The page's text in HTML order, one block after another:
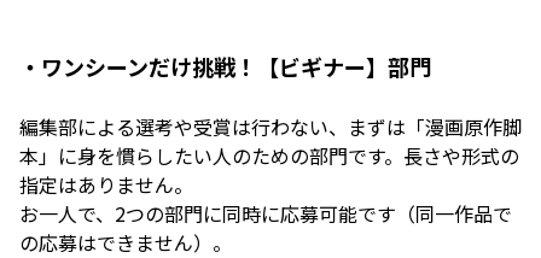
・ワンシーンだけ挑戦！【ビギナー】部門
編集部による選考や受賞は行わない、まずは「漫画原作脚
本」に身を慣らしたい人のための部門です。長さや形式の
指定はありません。
お一人で、2つの部門に同時に応募可能です（同一作品で
の応募はできません）。